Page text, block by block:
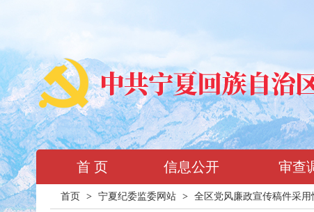
首 页 信息公开 审查
首页 > 宁夏纪委监委网站 > 全区党风廉政宣传稿件采用